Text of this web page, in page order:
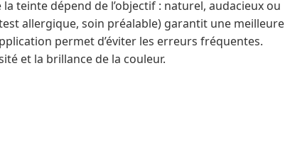
teinte dépend de l’objectif : naturel, audacieux ou
allergique, soin préalable) garantit une meilleure
permet d’éviter les erreurs fréquentes.
et la brillance de la couleur.